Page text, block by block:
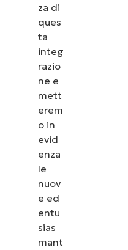
za di
ques
ta
integ
razio
ne e
mett
erem
o in
evid
enza
le
nuov
e ed
entu
sias
mant